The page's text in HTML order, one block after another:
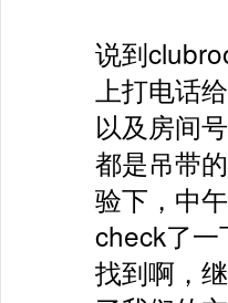
说到
上打电话
以及房间
都是吊带
验下，中
check了一
找到啊，